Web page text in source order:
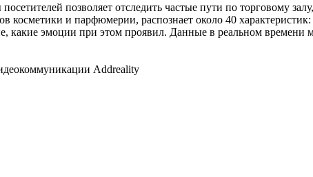
позволяет отследить частые пути по торговому
и парфюмерии, распознает около 40
эмоции при этом проявил. Данные в реальном времени
Addreality